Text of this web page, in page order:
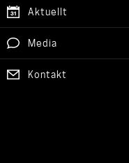
Aktuellt
Media
Kontakt